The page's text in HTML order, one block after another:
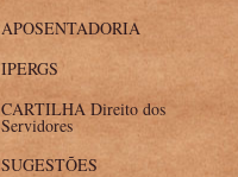
APOSENTADORIA
IPERGS
CARTILHA Direito dos
Servidores
SUGESTÕES